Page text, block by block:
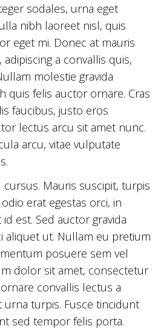
sodales, urna eget
nibh laoreet nisl, quis
eget mi. Donec at mauris
a convallis quis,
molestie gravida
quis felis auctor ornare. Cras
faucibus, justo eros
lectus arcu sit amet nunc.
arcu, vitae vulputate
Mauris suscipit, turpis
erat egestas orci, in
est. Sed auctor gravida
aliquet ut. Nullam eu pretium
posuere sem vel
dolor sit amet, consectetur
convallis lectus a
urna turpis. Fusce tincidunt
sed tempor felis porta.